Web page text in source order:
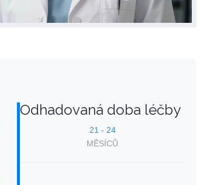
Odhadovaná doba léčby
21 - 24
MĚSÍCŮ